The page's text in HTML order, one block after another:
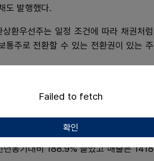
도 발행했다.
환우선주는 일정 조건에 따라 채권처럼
통주로 전환할 수 있는 전환권이 있는 주
년부터 2022년까지 4년 연속 적자를 기
지난해 70억원의 영업이익을 내며 5년
로 2021년 1060억원 대비 2년 만에 63.
동기대비 188.9% 늘었고 매출은 1418
Failed to fetch
확인